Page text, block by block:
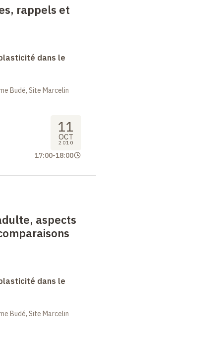
rappels et
dans le
Budé, Site Marcelin
11
OCT
2010
17:00-18:00
aspects
dans le
Budé, Site Marcelin